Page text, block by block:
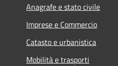
Anagrafe e stato civile
Imprese e Commercio
Catasto e urbanistica
Mobilità e trasporti